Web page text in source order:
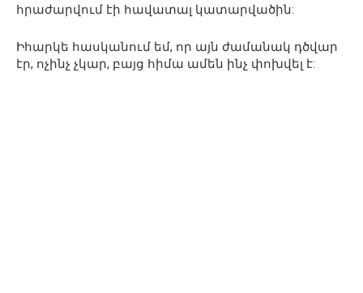
հրաժարվում էի հավատալ կատարվածին:
Իհարկե հասկանում եմ, որ այն ժամանակ դծվար
էր, ոչինչ չկար, բայց հիմա ամեն ինչ փոխվել է: